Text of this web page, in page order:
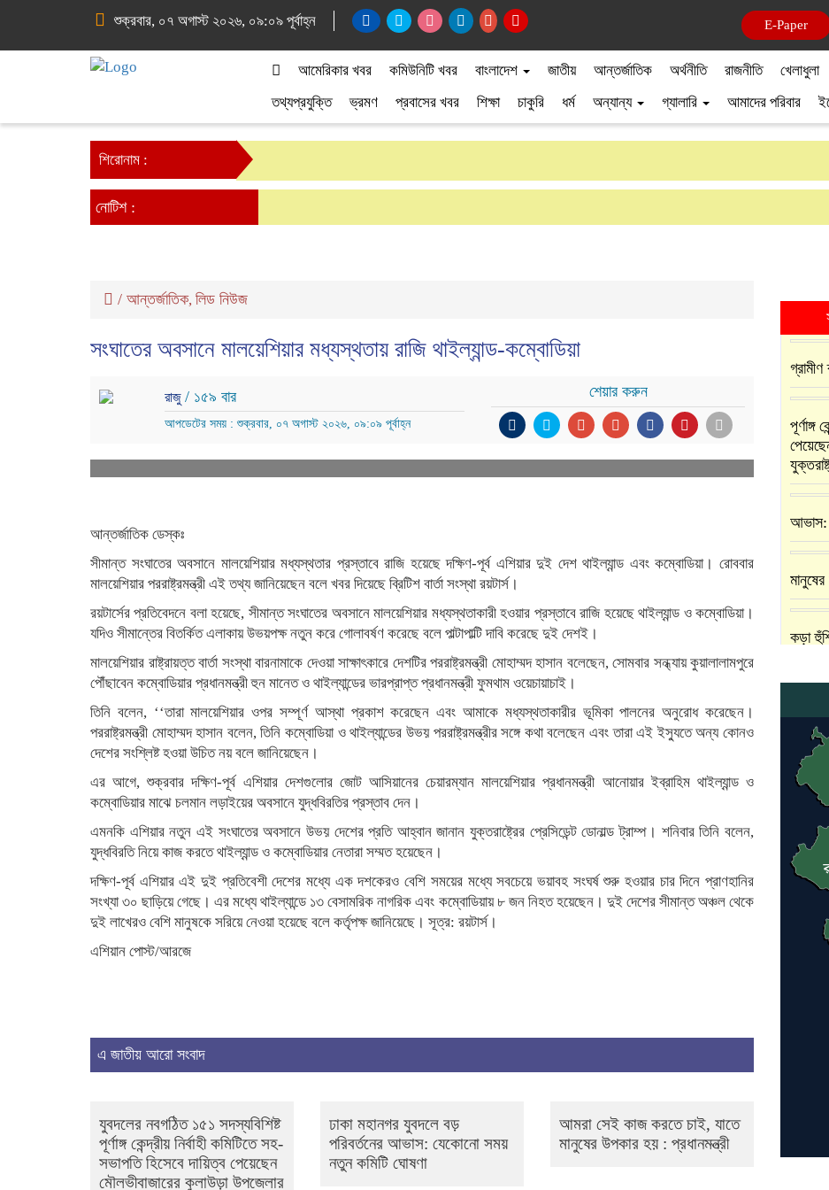
শুক্রবার, ০৭ অগাস্ট ২০২৬, ০৯:০৯ পূর্বাহ্ন E-Paper
আমেরিকার খবর কমিউনিটি খবর বাংলাদেশ জাতীয় আন্তর্জাতিক অর্থনীতি রাজনীতি খেলাধুলা
তথ্যপ্রযুক্তি
ভ্রমণ প্রবাসের খবর শিক্ষা চাকুরি ধর্ম অন্যান্য গ্যালারি আমাদের পরিবার
শিরোনাম :
নোটিশ :
/ আন্তর্জাতিক, লিড নিউজ
সংঘাতের অবসানে মালয়েশিয়ার মধ্যস্থতায় রাজি থাইল্যান্ড-কম্বোডিয়া
রাজু / ১৫৯ বার
আপডেটের সময় : শুক্রবার, ০৭ অগাস্ট ২০২৬, ০৯:০৯ পূর্বাহ্ন
শেয়ার করুন
আন্তর্জাতিক ডেস্কঃ
সীমান্ত সংঘাতের অবসানে মালয়েশিয়ার মধ্যস্থতার প্রস্তাবে রাজি হয়েছে দক্ষিণ-পূর্ব এশিয়ার দুই দেশ থাইল্যান্ড এবং কম্বোডিয়া। রোববার
মালয়েশিয়ার পররাষ্ট্রমন্ত্রী এই তথ্য জানিয়েছেন বলে খবর দিয়েছে ব্রিটিশ বার্তা সংস্থা রয়টার্স।
রয়টার্সের প্রতিবেদনে বলা হয়েছে, সীমান্ত সংঘাতের অবসানে মালয়েশিয়ার মধ্যস্থতাকারী হওয়ার প্রস্তাবে রাজি হয়েছে থাইল্যান্ড ও কম্বোডিয়া।
যদিও সীমান্তের বিতর্কিত এলাকায় উভয়পক্ষ নতুন করে গোলাবর্ষণ করেছে বলে পাল্টাপাল্টি দাবি করেছে দুই দেশই।
মালয়েশিয়ার রাষ্ট্রায়ত্ত বার্তা সংস্থা বারনামাকে দেওয়া সাক্ষাৎকারে দেশটির পররাষ্ট্রমন্ত্রী মোহাম্মদ হাসান বলেছেন, সোমবার সন্ধ্যায় কুয়ালালামপুরে
পৌঁছাবেন কম্বোডিয়ার প্রধানমন্ত্রী হুন মানেত ও থাইল্যান্ডের ভারপ্রাপ্ত প্রধানমন্ত্রী ফুমথাম ওয়েচায়াচাই।
তিনি বলেন, ‌‌‘‘তারা মালয়েশিয়ার ওপর সম্পূর্ণ আস্থা প্রকাশ করেছেন এবং আমাকে মধ্যস্থতাকারীর ভূমিকা পালনের অনুরোধ করেছেন।
পররাষ্ট্রমন্ত্রী মোহাম্মদ হাসান বলেন, তিনি কম্বোডিয়া ও থাইল্যান্ডের উভয় পররাষ্ট্রমন্ত্রীর সঙ্গে কথা বলেছেন এবং তারা এই ইস্যুতে অন্য কোনও
দেশের সংশ্লিষ্ট হওয়া উচিত নয় বলে জানিয়েছেন।
এর আগে, শুক্রবার দক্ষিণ-পূর্ব এশিয়ার দেশগুলোর জোট আসিয়ানের চেয়ারম্যান মালয়েশিয়ার প্রধানমন্ত্রী আনোয়ার ইব্রাহিম থাইল্যান্ড ও
কম্বোডিয়ার মাঝে চলমান লড়াইয়ের অবসানে যুদ্ধবিরতির প্রস্তাব দেন।
এমনকি এশিয়ার নতুন এই সংঘাতের অবসানে উভয় দেশের প্রতি আহ্বান জানান যুক্তরাষ্ট্রের প্রেসিডেন্ট ডোনাল্ড ট্রাম্প। শনিবার তিনি বলেন,
যুদ্ধবিরতি নিয়ে কাজ করতে থাইল্যান্ড ও কম্বোডিয়ার নেতারা সম্মত হয়েছেন।
দক্ষিণ-পূর্ব এশিয়ার এই দুই প্রতিবেশী দেশের মধ্যে এক দশকেরও বেশি সময়ের মধ্যে সবচেয়ে ভয়াবহ সংঘর্ষ শুরু হওয়ার চার দিনে প্রাণহানির
সংখ্যা ৩০ ছাড়িয়ে গেছে। এর মধ্যে থাইল্যান্ডে ১৩ বেসামরিক নাগরিক এবং কম্বোডিয়ায় ৮ জন নিহত হয়েছেন। দুই দেশের সীমান্ত অঞ্চল থেকে
দুই লাখেরও বেশি মানুষকে সরিয়ে নেওয়া হয়েছে বলে কর্তৃপক্ষ জানিয়েছে। সূত্র: রয়টার্স।
এশিয়ান পোস্ট/আরজে
এ জাতীয় আরো সংবাদ
যুবদলের নবগঠিত ১৫১ সদস্যবিশিষ্ট
পূর্ণাঙ্গ কেন্দ্রীয় নির্বাহী কমিটিতে সহ-
সভাপতি হিসেবে দায়িত্ব পেয়েছেন
মৌলভীবাজারের কুলাউড়া উপজেলার
ঢাকা মহানগর যুবদলে বড়
পরিবর্তনের আভাস: যেকোনো সময়
নতুন কমিটি ঘোষণা
আমরা সেই কাজ করতে চাই, যাতে
মানুষের উপকার হয় : প্রধানমন্ত্রী
পূর্ণাঙ্গ
আভাস:
কড়া
ট্রাম্প